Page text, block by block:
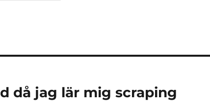
då jag lär mig scraping